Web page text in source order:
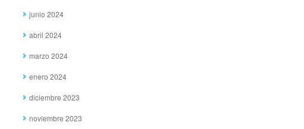
junio 2024
abril 2024
marzo 2024
enero 2024
diciembre 2023
noviembre 2023